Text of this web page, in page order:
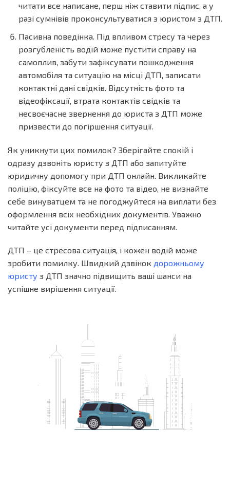
читати все написане, перш ніж ставити підпис, а у
разі сумнівів проконсультуватися з юристом з ДТП.
Пасивна поведінка. Під впливом стресу та через
розгубленість водій може пустити справу на
самоплив, забути зафіксувати пошкодження
автомобіля та ситуацію на місці ДТП, записати
контактні дані свідків. Відсутність фото та
відеофіксації, втрата контактів свідків та
несвоєчасне звернення до юриста з ДТП може
призвести до погіршення ситуації.
Як уникнути цих помилок? Зберігайте спокій і
одразу дзвоніть юристу з ДТП або запитуйте
юридичну допомогу при ДТП онлайн. Викликайте
поліцію, фіксуйте все на фото та відео, не визнайте
себе винуватцем та не погоджуйтеся на виплати без
оформлення всіх необхідних документів. Уважно
читайте усі документи перед підписанням.
ДТП – це стресова ситуація, і кожен водій може
зробити помилку. Швидкий дзвінок дорожньому
юристу з ДТП значно підвищить ваші шанси на
успішне вирішення ситуації.